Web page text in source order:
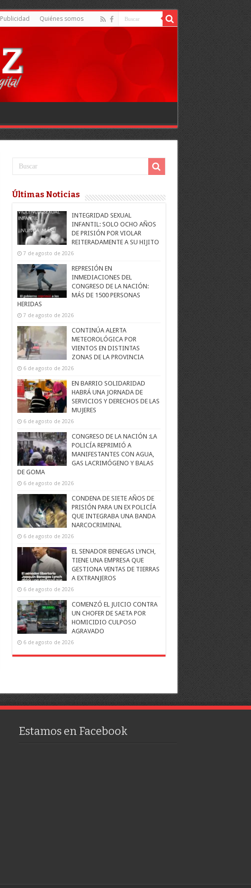
Publicidad Quiénes somos
Últimas Noticias
INTEGRIDAD SEXUAL
INFANTIL: SOLO OCHO AÑOS
DE PRISIÓN POR VIOLAR
REITERADAMENTE A SU HIJITO
7 de agosto de 2026
REPRESIÓN EN
INMEDIACIONES DEL
CONGRESO DE LA NACIÓN:
MÁS DE 1500 PERSONAS
HERIDAS
7 de agosto de 2026
CONTINÚA ALERTA
METEOROLÓGICA POR
VIENTOS EN DISTINTAS
ZONAS DE LA PROVINCIA
6 de agosto de 2026
EN BARRIO SOLIDARIDAD
HABRÁ UNA JORNADA DE
SERVICIOS Y DERECHOS DE LAS
MUJERES
6 de agosto de 2026
CONGRESO DE LA NACIÓN :LA
POLICÍA REPRIMIÓ A
MANIFESTANTES CON AGUA,
GAS LACRIMÓGENO Y BALAS
DE GOMA
6 de agosto de 2026
CONDENA DE SIETE AÑOS DE
PRISIÓN PARA UN EX POLICÍA
QUE INTEGRABA UNA BANDA
NARCOCRIMINAL
6 de agosto de 2026
EL SENADOR BENEGAS LYNCH,
TIENE UNA EMPRESA QUE
GESTIONA VENTAS DE TIERRAS
A EXTRANJEROS
6 de agosto de 2026
COMENZÓ EL JUICIO CONTRA
UN CHOFER DE SAETA POR
HOMICIDIO CULPOSO
AGRAVADO
6 de agosto de 2026
Estamos en Facebook